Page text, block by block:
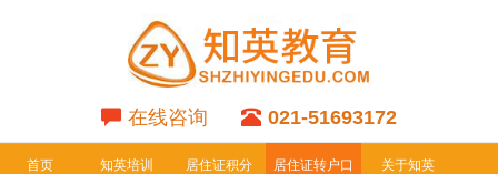
在线咨询 021-51693172
首页 知英培训 居住证积分 居住证转户口 关于知英